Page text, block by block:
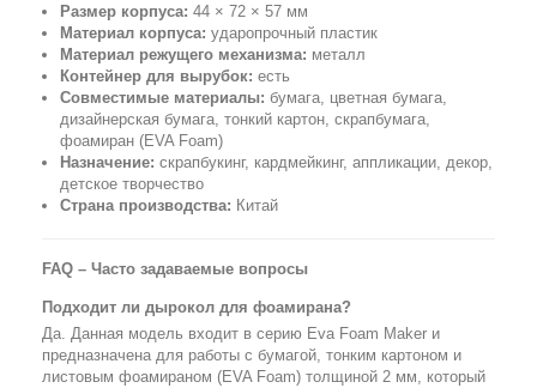
Размер корпуса: 44 × 72 × 57 мм
Материал корпуса: ударопрочный пластик
Материал режущего механизма: металл
Контейнер для вырубок: есть
Совместимые материалы: бумага, цветная бумага,
дизайнерская бумага, тонкий картон, скрапбумага,
фоамиран (EVA Foam)
Назначение: скрапбукинг, кардмейкинг, аппликации, декор,
детское творчество
Страна производства: Китай
FAQ – Часто задаваемые вопросы
Подходит ли дырокол для фоамирана?
Да. Данная модель входит в серию Eva Foam Maker и
предназначена для работы с бумагой, тонким картоном и
листовым фоамираном (EVA Foam) толщиной 2 мм, который